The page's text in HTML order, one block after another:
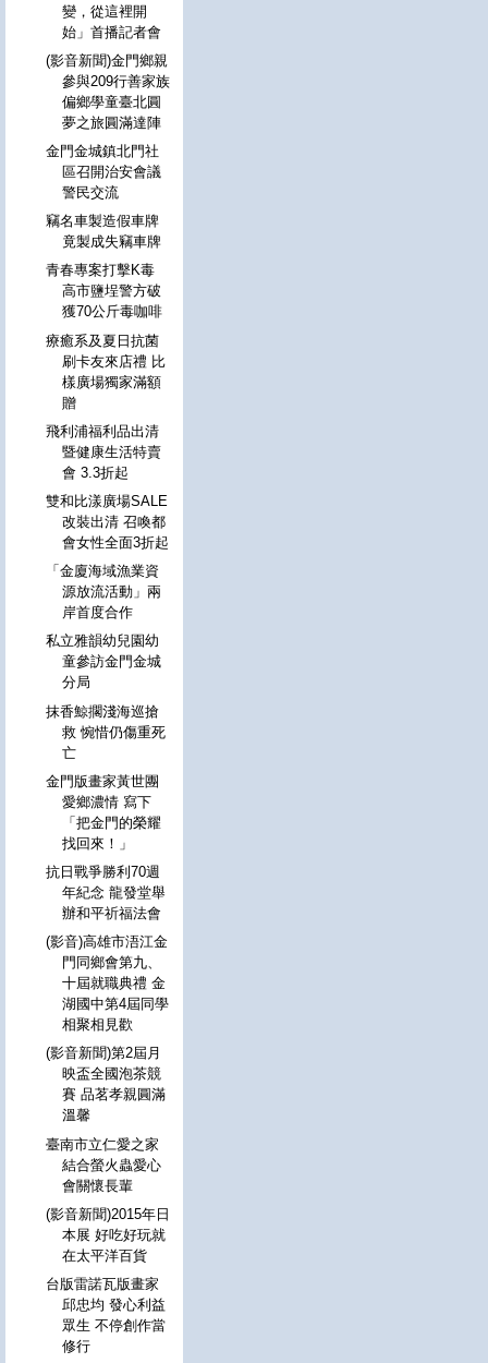
變，從這裡開
始」首播記者會
(影音新聞)金門鄉親
參與209行善家族
偏鄉學童臺北圓
夢之旅圓滿達陣
金門金城鎮北門社
區召開治安會議
警民交流
竊名車製造假車牌
竟製成失竊車牌
青春專案打擊K毒
高市鹽埕警方破
獲70公斤毒咖啡
療癒系及夏日抗菌
刷卡友來店禮 比
樣廣場獨家滿額
贈
飛利浦福利品出清
暨健康生活特賣
會 3.3折起
雙和比漾廣場SALE
改裝出清 召喚都
會女性全面3折起
「金廈海域漁業資
源放流活動」兩
岸首度合作
私立雅韻幼兒園幼
童參訪金門金城
分局
抹香鯨擱淺海巡搶
救 惋惜仍傷重死
亡
金門版畫家黃世團
愛鄉濃情 寫下
「把金門的榮耀
找回來！」
抗日戰爭勝利70週
年紀念 龍發堂舉
辦和平祈福法會
(影音)高雄市浯江金
門同鄉會第九、
十屆就職典禮 金
湖國中第4屆同學
相聚相見歡
(影音新聞)第2屆月
映盃全國泡茶競
賽 品茗孝親圓滿
溫馨
臺南市立仁愛之家
結合螢火蟲愛心
會關懷長輩
(影音新聞)2015年日
本展 好吃好玩就
在太平洋百貨
台版雷諾瓦版畫家
邱忠均 發心利益
眾生 不停創作當
修行